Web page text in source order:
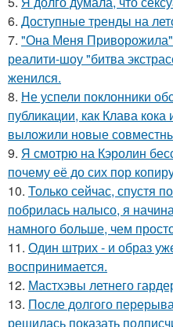
6. Доступные тренды на
7. "Она Меня Приворожила"
реалити-шоу "битва
женился.
8. Не успели поклонники
публикации, как Клава
выложили новые
9. Я смотрю на Кэролин
почему её до сих пор
10. Только сейчас, спустя
побрилась налысо, я
намного больше, чем
11. Один штрих - и образ
воспринимается.
12. Мастхэвы летнего
13. После долгого
решилась показать